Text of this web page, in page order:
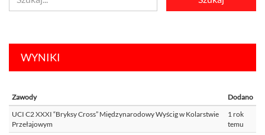
WYNIKI
Zawody
Dodano
UCI C2 XXXI “Bryksy Cross” Międzynarodowy Wyścig w Kolarstwie
Przełajowym
1 rok
temu